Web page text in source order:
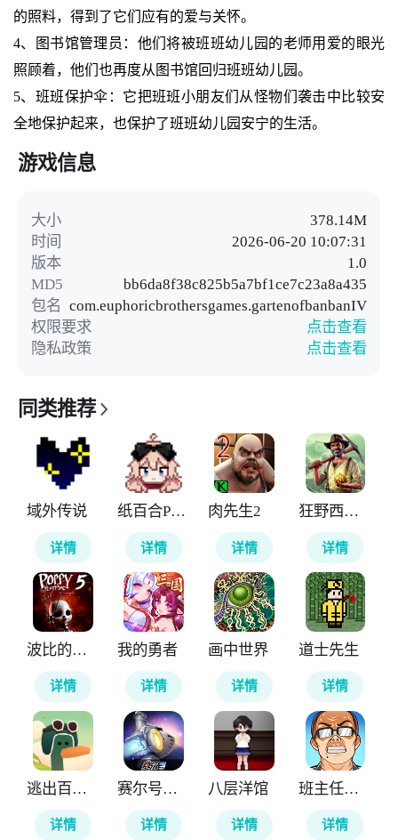
的照料，得到了它们应有的爱与关怀。
4、图书馆管理员：他们将被班班幼儿园的老师用爱的眼光
照顾着，他们也再度从图书馆回归班班幼儿园。
5、班班保护伞：它把班班小朋友们从怪物们袭击中比较安
全地保护起来，也保护了班班幼儿园安宁的生活。
游戏信息
大小
378.14M
时间
2026-06-20 10:07:31
版本
1.0
MD5
bb6da8f38c825b5a7bf1ce7c23a8a435
包名 com.euphoricbrothersgames.gartenofbanbanIV
权限要求
点击查看
隐私政策
点击查看
同类推荐
域外传说
详情
纸百合PaperLily
详情
肉先生2
详情
狂野西部矿工
详情
波比的游戏时间第五章官方正版
详情
我的勇者
详情
画中世界
详情
道士先生
详情
逃出百慕大
详情
赛尔号巅峰之战
详情
八层洋馆
详情
班主任模拟器
详情